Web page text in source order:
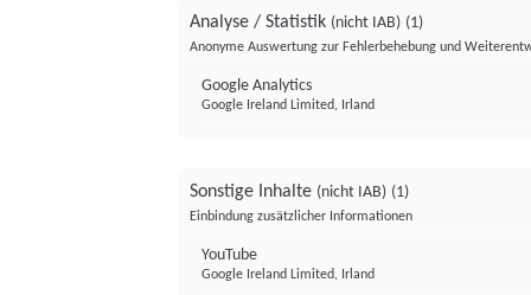
Analyse / Statistik (nicht IAB) (1)
Anonyme Auswertung zur Fehlerbehebung und
Google Analytics
Google Ireland Limited, Irland
Sonstige Inhalte (nicht IAB) (1)
Einbindung zusätzlicher Informationen
YouTube
Google Ireland Limited, Irland